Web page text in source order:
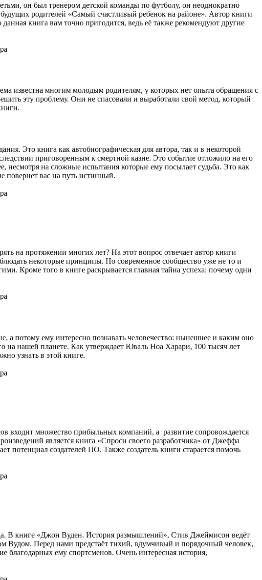
он был тренером детской команды по футболу, он неоднократно
родителей «Самый счастливый ребенок на районе». Автор книги
книга вам точно пригодится, ведь её также рекомендуют другие
известна многим молодым родителям, у которых нет опыта обращения с
эту проблему. Они не спасовали и выработали свой метод, который
Это книга как автобиографическая для автора, так и в некоторой
приговоренным к смертной казне. Это событие отложило на его
несмотря на сложные испытания которые ему посылает судьба. Это как
повернет вас на путь истинный.
на протяжении многих лет? На этот вопрос отвечает автор книги
некоторые принципы. Но современное сообщество уже не то и
Кроме того в книге раскрывается главная тайна успеха: почему одни
потому ему интересно познавать человечество: нынешнее и каким оно
на нашей планете. Как утверждает Юваль Ноа Харари, 100 тысяч лет
узнать в этой книге.
входит множество прибыльных компаний, а развитие сопровождается
является книга «Спроси своего разработчика» от Джеффа
потенциал создателей ПО. Также создатель книги старается помочь
В книге «Джон Вуден. История размышлений», Стив Джеймисон ведёт
Вудом. Перед нами предстаёт тихий, вдумчивый и порядочный человек,
благодарных ему спортсменов. Очень интересная история,